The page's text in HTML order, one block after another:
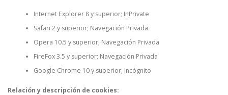
Internet Explorer 8 y superior; InPrivate
Safari 2 y superior; Navegación Privada
Opera 10.5 y superior; Navegación Privada
FireFox 3.5 y superior; Navegación Privada
Google Chrome 10 y superior; Incógnito
Relación y descripción de cookies: